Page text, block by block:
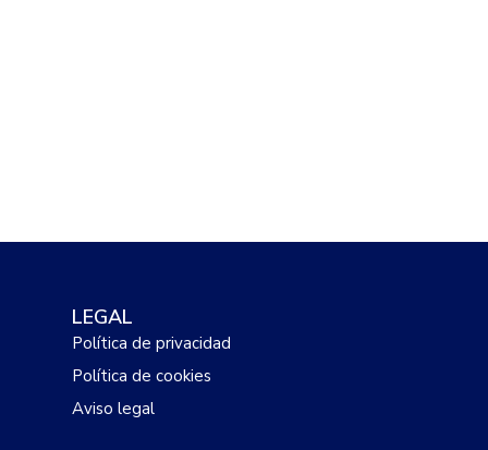
LEGAL
Política de privacidad
Política de cookies
Aviso legal